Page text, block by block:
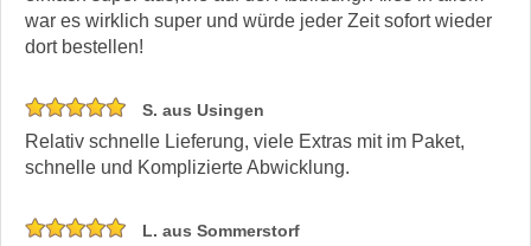
war es wirklich super und würde jeder Zeit sofort wieder
dort bestellen!
S. aus Usingen
Relativ schnelle Lieferung, viele Extras mit im Paket,
schnelle und Komplizierte Abwicklung.
L. aus Sommerstorf